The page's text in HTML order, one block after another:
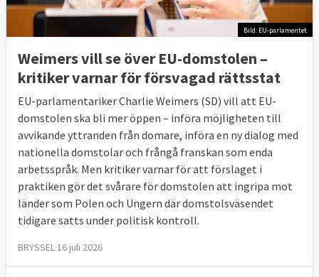
Bild: EU-parlamentet
Weimers vill se över EU-domstolen –
kritiker varnar för försvagad rättsstat
EU-parlamentariker Charlie Weimers (SD) vill att EU-
domstolen ska bli mer öppen – införa möjligheten till
avvikande yttranden från domare, införa en ny dialog med
nationella domstolar och frångå franskan som enda
arbetsspråk. Men kritiker varnar för att förslaget i
praktiken gör det svårare för domstolen att ingripa mot
länder som Polen och Ungern där domstolsväsendet
tidigare satts under politisk kontroll.
BRYSSEL 16 juli 2026